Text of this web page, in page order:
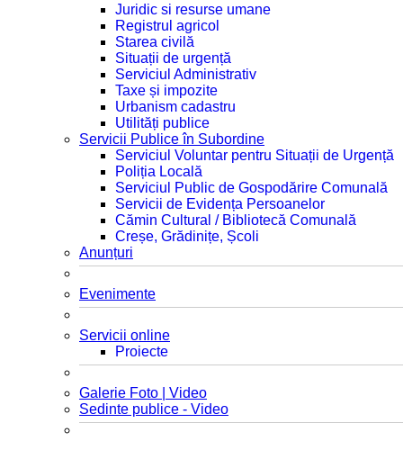
Juridic si resurse umane
Registrul agricol
Starea civilă
Situații de urgență
Serviciul Administrativ
Taxe și impozite
Urbanism cadastru
Utilități publice
Servicii Publice în Subordine
Serviciul Voluntar pentru Situații de Urgență
Poliția Locală
Serviciul Public de Gospodărire Comunală
Servicii de Evidența Persoanelor
Cămin Cultural / Bibliotecă Comunală
Creșe, Grădinițe, Școli
Anunțuri
Evenimente
Servicii online
Proiecte
Galerie Foto | Video
Sedinte publice - Video